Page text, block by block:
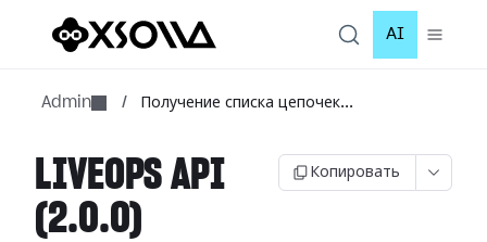
AI
Admin / Получение списка цепочек...
LIVEOPS API
(2.0.0)
Копировать